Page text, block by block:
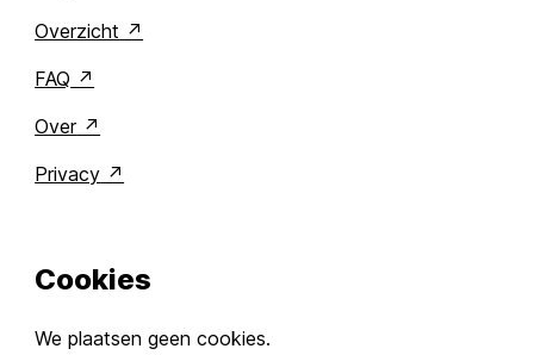
Overzicht
FAQ
Over
Privacy
Cookies
We plaatsen geen cookies.